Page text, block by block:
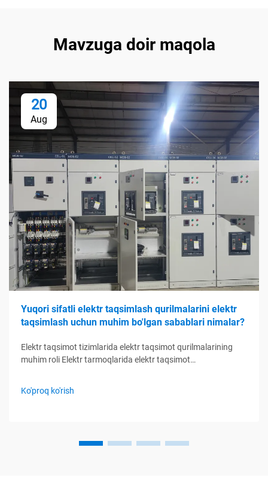
Mavzuga doir maqola
20
Aug
Yuqori sifatli elektr taqsimlash qurilmalarini elektr
taqsimlash uchun muhim bo'lgan sabablari nimalar?
Elektr taqsimot tizimlarida elektr taqsimot qurilmalarining
muhim roli Elektr tarmoqlarida elektr taqsimot
kabi xizmat qiladi, elektr zanjirlarini nazorat qilish, himoya
Ko'proq ko'rish